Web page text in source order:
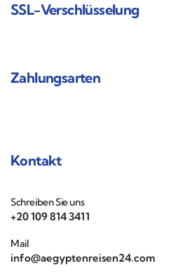
SSL-Verschlüsselung
Zahlungsarten
Kontakt
Schreiben Sie uns
+20 109 814 3411
Mail
info@aegyptenreisen24.com